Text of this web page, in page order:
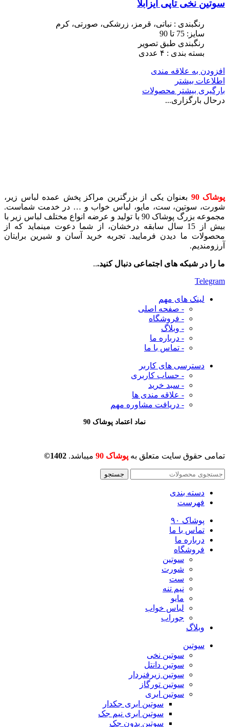
سوتین نخی تاپی ایزابلا
رنگبندی : نباتی، قرمز، زرشکی، صورتی، کرم
سایز: 75 تا 90
رنگبندی طبق تصویر
بسته بندی : ۴ عددی
افزودن به علاقه مندی
اطلاعات بیشتر
بارگیری بیشتر محصولات
درحال بارگزاری...
پوشاک 90
بعنوان یکی از بزرگترین مراکز پخش عمده لباس زیر،
شورت، سوتین، ست، مایو، لباس خواب و … در خدمت شماست.
مجموعه بزرگ پوشاک 90 با تولید و عرضه انواع مختلف لباس زیر با
بیش از 15 سال سابقه درخشان، از شما دعوت مینماید که از
محصولات ما دیدن فرمایید. تجربه خرید آسان و شیرین برایتان
آرزومندیم.
ما را در شبکه های اجتماعی دنبال کنید...
Telegram
لینک های مهم
- صفحه اصلی
- فروشگاه
- وبلاگ
- درباره ما
- تماس با ما
دسترسی های کاربر
- حساب کاربری
- سبد خرید
- علاقه مندی ها
- دریافت مشاوره مهم
نماد اعتماد پوشاک 90
تمامی حقوق سایت متعلق به پوشاک 90 میباشد. 1402©
جستجو
دسته بندی
فهرست
پوشاک ۹۰
تماس با ما
درباره ما
فروشگاه
سوتین
شورت
ست
نیم تنه
مایو
لباس خواب
جوراب
وبلاگ
سوتین
سوتین نخی
سوتین دانتل
سوتین زیرفنردار
سوتین تورگاز
سوتین ابری
سوتین ابری جکدار
سوتین ابری نیم جک
سوتین بدون جک